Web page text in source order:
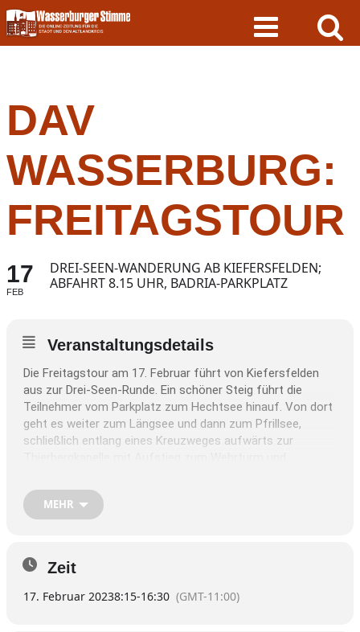
Skip
to
content
DAV
WASSERBURG:
FREITAGSTOUR
17
FEB
DREI-SEEN-WANDERUNG AB KIEFERSFELDEN;
ABFAHRT 8.15 UHR, BADRIA-PARKPLATZ
Veranstaltungsdetails
Die Freitagstour am 17. Februar führt von Kiefersfelden
aus zur Drei-Seen-Runde. Ein schöner Steig führt die
Teilnehmer vom Parkplatz zum Hechtsee hinauf. Von dort
geht es weiter zum Längsee und dann zum Pfrillsee,
schließlich entlang eines Kreuzweges aufwärts zur
der Hechtseearena. Die Gesamtgehzeit beträgt 3 Stunden.
Winterausrüstung ist erforderlich.
Telefon 0179/1235164.
Zustiegsmöglichkeiten an der Watzmannstraße und in
MEHR
Zeit
17. Februar 20238:15-16:30 (GMT-11:00)